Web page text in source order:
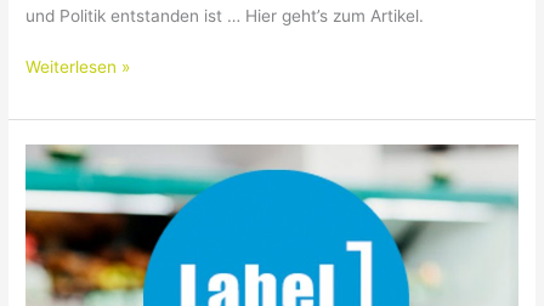
und Politik entstanden ist … Hier geht’s zum Artikel.
Weiterlesen »
Verbraucherportal
„Label
online“
zeichnet
FNG-
Siegel